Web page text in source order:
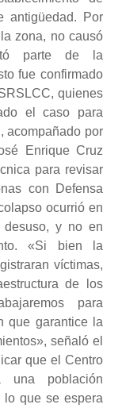
antigüedad. Por
zona, no causó
parte de la
fue confirmado
quienes
el caso para
acompañado por
Enrique Cruz
para revisar
con Defensa
ocurrió en
desuso, y no en
«Si bien la
víctimas,
de los
para
que garantice la
señaló el
que el Centro
población
lo que se espera